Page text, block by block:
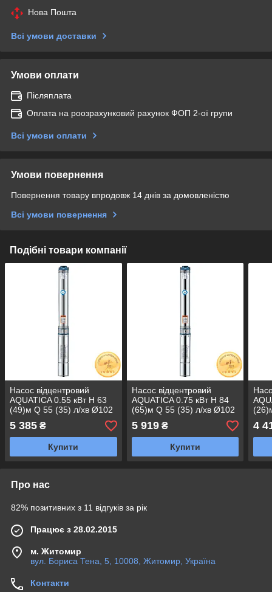
Нова Пошта
Всі умови доставки
Умови оплати
Післяплата
Оплата на роозрахунковий рахунок ФОП 2-ої групи
Всі умови оплати
Умови повернення
Повернення товару впродовж 14 днів за домовленістю
Всі умови повернення
Подібні товари компанії
Насос відцентровий
AQUATICA 0.55 кВт H 63
(49)м Q 55 (35) л/хв Ø102
мм mid 4QJD3-9-0.55
(778122)
5 385 ₴
Купити
Насос відцентровий
AQUATICA 0.75 кВт H 84
(65)м Q 55 (35) л/хв Ø102
мм mid 4QJD3-12-0.75
(778123)
5 919₴
Купити
4
Про нас
82% позитивних з 11 відгуків за рік
Працює з 28.02.2015
м. Житомир
вул. Бориса Тена, 5, 10008, Житомир, Україна
Контакти